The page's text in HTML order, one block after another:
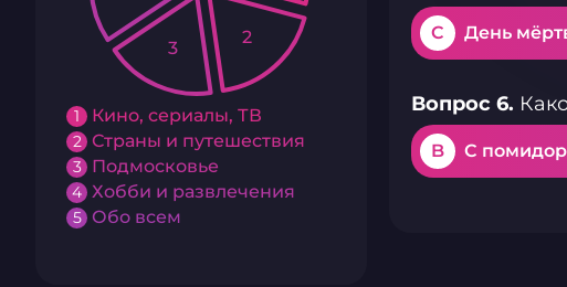
1 Кино, сериалы, ТВ
2 Страны и путешествия
3 Подмосковье
4 Хобби и развлечения
5 Обо всем
2
3
C День
Вопрос 6.
B С